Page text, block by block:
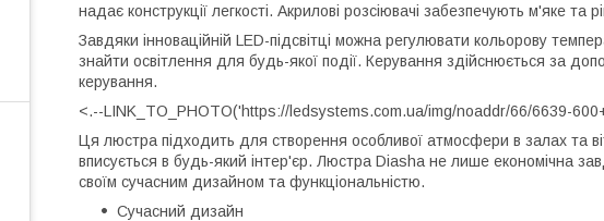
надає конструкції легкості. Акрилові розсіювачі забезпечують м'яке та
Завдяки інноваційній LED-підсвітці можна регулювати кольорову
знайти освітлення для будь-якої події. Керування здійснюється за
керування.
<.--LINK_TO_PHOTO('https://ledsystems.com.ua/img/noaddr/66/6639-
Ця люстра підходить для створення особливої атмосфери в залах та
вписується в будь-який інтер'єр. Люстра Diasha не лише економічна
своїм сучасним дизайном та функціональністю.
Сучасний дизайн